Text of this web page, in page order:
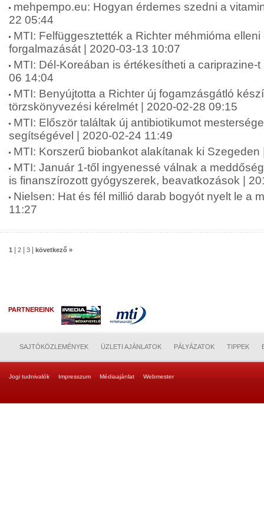
mehpempo.eu: Hogyan érdemes szedni a
22 05:44
MTI: Felfüggesztették a Richter méhmióma
forgalmazását | 2020-03-13 10:07
MTI: Dél-Koreában is értékesítheti a cariprazine-
06 14:04
MTI: Benyújtotta a Richter új fogamzásgátló
törzskönyvezési kérelmét | 2020-02-28 09:15
MTI: Először találtak új antibiotikumot
segítségével | 2020-02-24 11:49
MTI: Korszerű biobankot alakítanak ki
MTI: Január 1-től ingyenessé válnak a
is finanszírozott gyógyszerek, beavatkozások |
Nielsen: Hat és fél millió darab bogyót nyelt le a
11:27
1 2 3 következő »
PARTNEREINK
SAJTÓKÖZLEMÉNYEK ÜZLETI AJÁNLATOK PÁLYÁZATOK TIPPEK
Jogi tudnivalók Impresszum Médiaajánlat Webmester